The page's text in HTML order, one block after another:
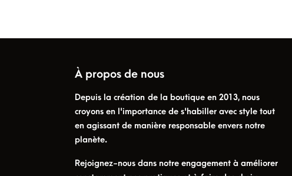
À propos de nous
Depuis la création de la boutique en 2013, nous
croyons en l'importance de s'habiller avec style tout
en agissant de manière responsable envers notre
planète.
Rejoignez-nous dans notre engagement à améliorer